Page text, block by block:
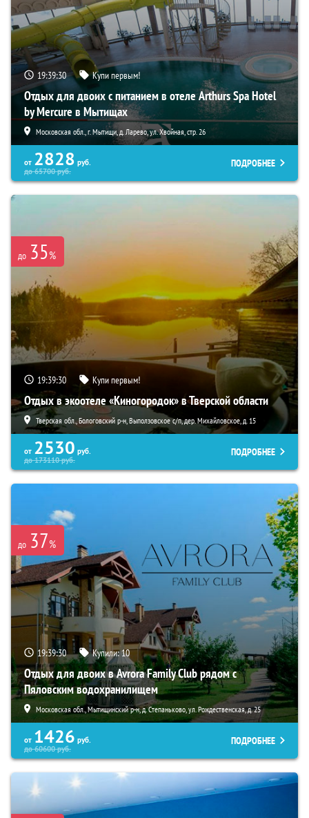
19:39:28 Купи первым!
Отдых для двоих с питанием в отеле Arthurs Spa Hotel
by Mercure в Мытищах
Московская обл., г. Мытищи, д. Ларево, ул. Хвойная, стр. 26
от 2828 руб.
до65700руб.
ПОДРОБНЕЕ
до 35%
19:39:28 Купи первым!
Отдых в экоотеле «Киногородок» в Тверской области
Тверская обл., Бологовский р-н, Выползовское с/п, дер. Михайловское, д. 15
от 2530 руб.
до173110руб.
ПОДРОБНЕЕ
до 37%
19:39:28 Купили:10
Отдых для двоих в Avrora Family Club рядом с
Пяловским водохранилищем
Московская обл., Мытищинский р-н, д. Степаньково, ул. Рождественская, д. 25
от 1426 руб.
до60600руб.
ПОДРОБНЕЕ